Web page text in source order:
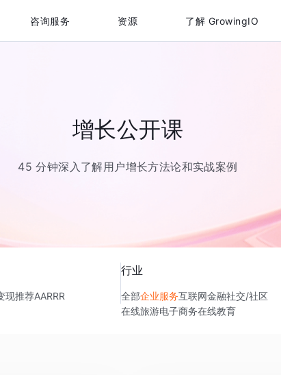
咨询服务 资源 了解 GrowingIO
增长公开课
45 分钟深入了解用户增长方法论和实战案例
现推荐AARRR
行业
全部企业服务互联网金融社交/社区
在线旅游电子商务在线教育